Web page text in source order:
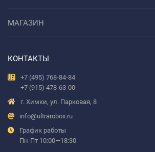
МАГАЗИН
КОНТАКТЫ
+7 (495) 768-84-84
+7 (915) 478-63-00
г. Химки, ул. Парковая, 8
info@ultrarobox.ru
График работы
Пн-Пт 10:00—18:30